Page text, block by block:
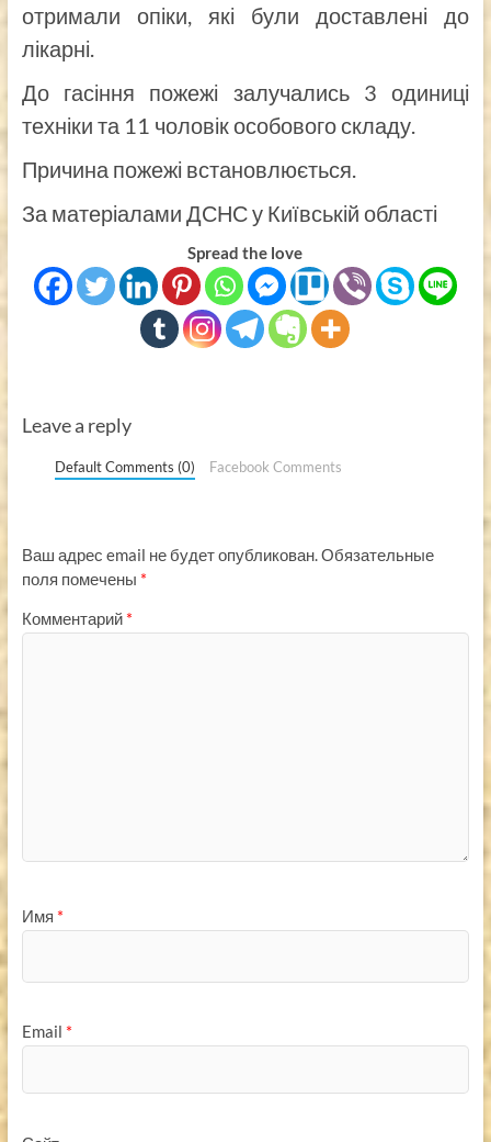
отримали опіки, які були доставлені до
лікарні.
До гасіння пожежі залучались 3 одиниці
техніки та 11 чоловік особового складу.
Причина пожежі встановлюється.
За матеріалами ДСНС у Київській області
Spread the love
Leave a reply
Default Comments (0) Facebook Comments
Ваш адрес email не будет опубликован.Обязательные
поля помечены *
Комментарий *
Имя *
Email *